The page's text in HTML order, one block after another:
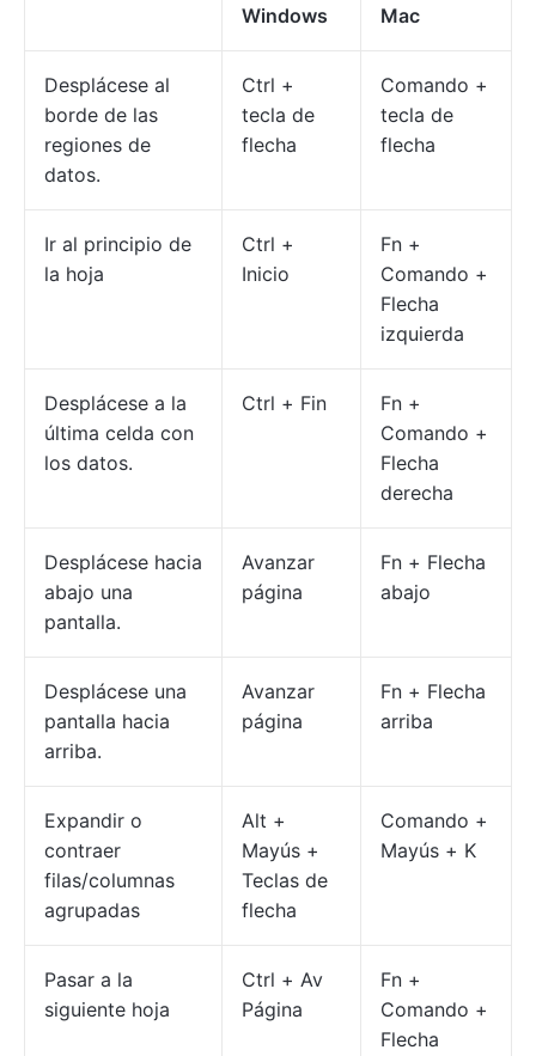
Windows
Mac
Desplácese al
borde de las
regiones de
datos.
Ctrl +
tecla de
flecha
Comando +
tecla de
flecha
Ir al principio de
la hoja
Ctrl +
Inicio
Fn +
Comando +
Flecha
izquierda
Desplácese a la
última celda con
los datos.
Ctrl + Fin
Fn +
Comando +
Flecha
derecha
Desplácese hacia
abajo una
pantalla.
Avanzar
página
Fn + Flecha
abajo
Desplácese una
pantalla hacia
arriba.
Avanzar
página
Fn + Flecha
arriba
Expandir o
contraer
filas/columnas
agrupadas
Alt +
Mayús +
Teclas de
flecha
Comando +
Mayús + K
Pasar a la
siguiente hoja
Ctrl + Av
Página
Fn +
Comando +
Flecha